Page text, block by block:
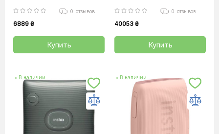
0 отзывов
6889 ₴
Купить
0 отзывов
40053 ₴
Купить
• В наличии • В наличии